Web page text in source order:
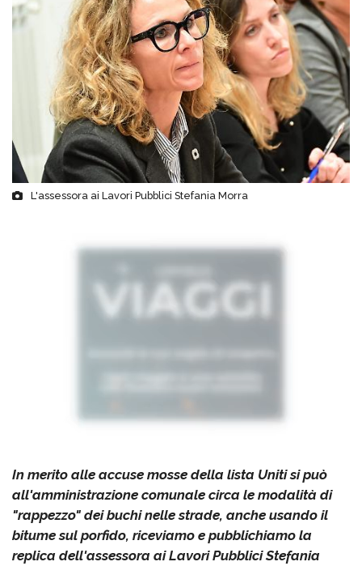
L'assessora ai Lavori Pubblici Stefania Morra
In merito alle accuse mosse della lista Uniti si può
all'amministrazione comunale circa le modalità di
"rappezzo" dei buchi nelle strade, anche usando il
bitume sul porfido, riceviamo e pubblichiamo la
replica dell'assessora ai Lavori Pubblici Stefania